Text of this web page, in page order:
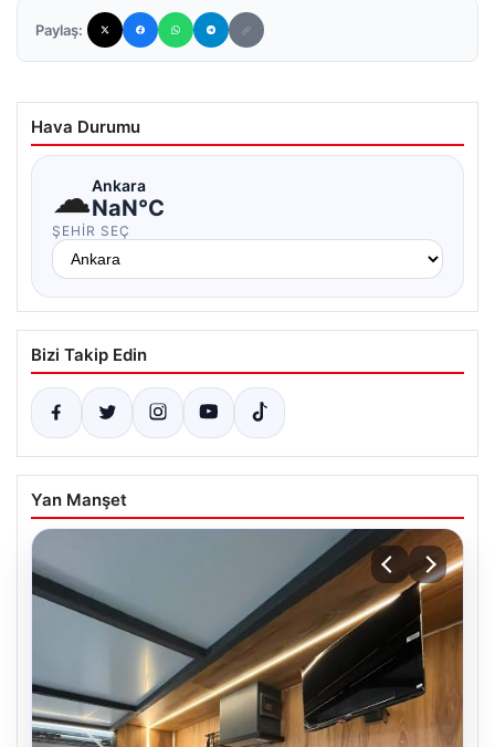
Paylaş:
Hava Durumu
☁Ankara
NaN°C
ŞEHIR SEÇ
Bizi Takip Edin
Yan Manşet